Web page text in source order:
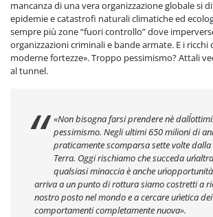
mancanza di una vera organizzazione globale si
epidemie e catastrofi naturali climatiche ed
sempre più zone “fuori controllo” dove
organizzazioni criminali e bande armate. E i
moderne fortezze». Troppo pessimismo? Attali
al tunnel.
«Non bisogna farsi prendere nè
pessimismo. Negli ultimi 650 milioni di
praticamente scomparsa sette volte
Terra. Oggi rischiamo che succeda
qualsiasi minaccia è anche
arriva a un punto di rottura siamo costretti a
nostro posto nel mondo e a cercare un´etica dei
comportamenti completamente nuova».